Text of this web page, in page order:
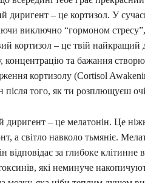
диригент – це кортизол. У
виключно “гормоном
кортизол – це твій найкращий
концентрацію та бажання
кортизолу (Cortisol
після того, як ти розплющуєш
диригент – це мелатонін. Це
а світло навколо тьмяніє.
відповідає за глибоке
які неминуче